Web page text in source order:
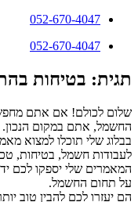
052-670-4047
052-670-4047
תגית: בטיחות
שלום לכולם! אם אתם
החשמל, אתם במקום הנכון.
בבלוג שלי תוכלו למצוא
לעבודות חשמל, בטיחות,
המאמרים שלי יספקו לכם
על תחום החשמל.
הם יעזרו לכם להבין טוב